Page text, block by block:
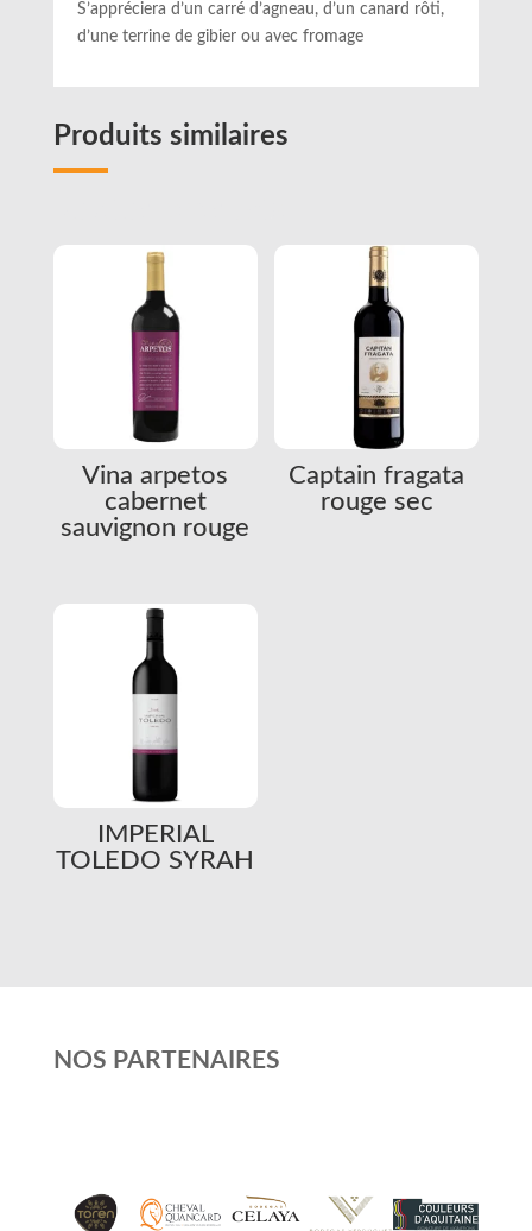
S’appréciera d’un carré d’agneau, d’un canard rôti,
d’une terrine de gibier ou avec fromage
Produits similaires
Vina arpetos
cabernet
sauvignon rouge
Captain fragata
rouge sec
IMPERIAL
TOLEDO SYRAH
NOS PARTENAIRES